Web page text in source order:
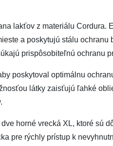
lakťov z materiálu Cordura.
a poskytujú stálu
prispôsobiteľnú ochranu
poskytoval optimálnu
látky zaisťujú ľahké
horné vrecká XL, ktoré sú
pre rýchly prístup k